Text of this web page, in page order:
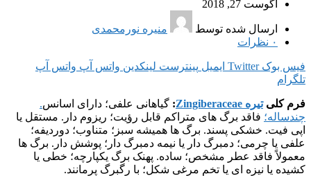
آگوست 27, 2018
ارسال شده توسط
منیره نورمحمدی
۰ نظرات
فیس بوک Twitter ایمیل پینترست لینکدین واتس آپ واتس آپ
تلگرام
فرم کلیتیره Zingiberaceae : گیاهانی علفی؛ دارای اسانس.
چندساله؛ فاقد برگ های متراکم قابل رؤیت؛ ریزوم دار. مستقل یا
اپی فیت. خشکی پسند. برگ ها همیشه سبز؛ متناوب؛ دوردیفه؛
علفی یا چرمی؛ دمبرگ دار یا نیمه دمبرگ دار؛ پوشش دار. برگ ها
معمولاً فاقد عطر مشخص؛ ساده. پهنک برگ یکپارچه؛ خطی یا
کشیده یا نیزه ای یا تخم مرغی شکل؛ با رگبرگ پرمانند.